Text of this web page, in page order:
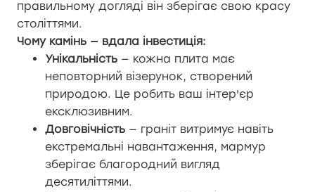
правильному догляді він зберігає свою красу
століттями.
Чому камінь — вдала інвестиція:
Унікальність— кожна плита має
неповторний візерунок, створений
природою. Це робить ваш інтер'єр
ексклюзивним.
Довговічність— граніт витримує навіть
екстремальні навантаження, мармур
зберігає благородний вигляд
десятиліттями.